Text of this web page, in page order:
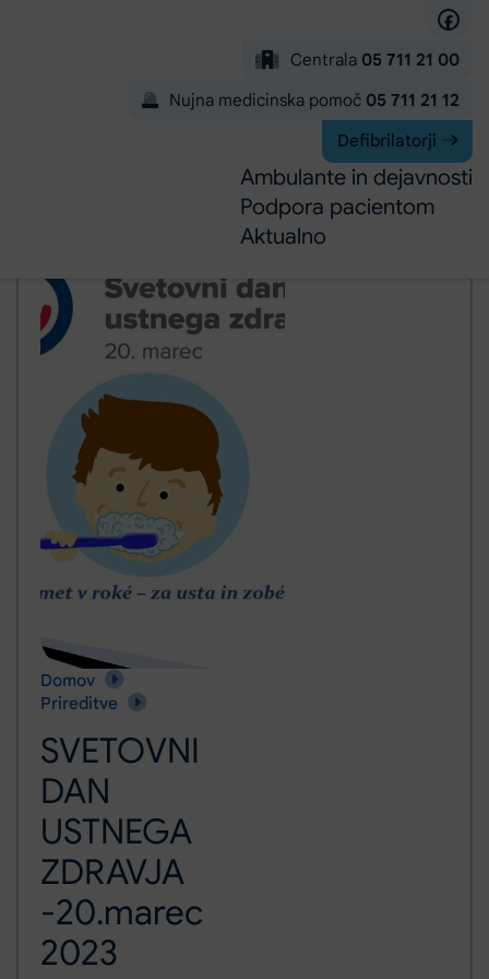
Centrala 05 711 21 00
Nujna medicinska pomoč 05 711 21 12
Defibrilatorji
Ambulante in dejavnosti
Podpora pacientom
Aktualno
Domov
Prireditve
SVETOVNI DAN USTNEGA ZDRAVJA -20.marec 2023
SVETOVNI
DAN
USTNEGA
ZDRAVJA
-20.marec
2023